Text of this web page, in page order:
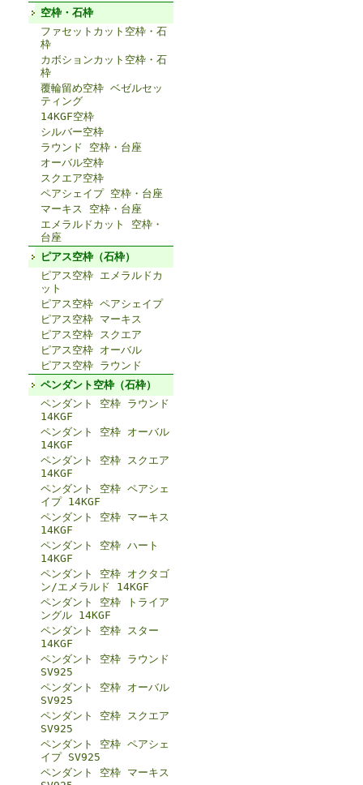
空枠・石枠
ファセットカット空枠・石
枠
カボションカット空枠・石
枠
覆輪留め空枠 ベゼルセッ
ティング
14KGF空枠
シルバー空枠
ラウンド 空枠・台座
オーバル空枠
スクエア空枠
ペアシェイプ 空枠・台座
マーキス 空枠・台座
エメラルドカット 空枠・
台座
ピアス空枠（石枠）
ピアス空枠 エメラルドカ
ット
ピアス空枠 ペアシェイプ
ピアス空枠 マーキス
ピアス空枠 スクエア
ピアス空枠 オーバル
ピアス空枠 ラウンド
ペンダント空枠（石枠）
ペンダント 空枠 ラウンド
14KGF
ペンダント 空枠 オーバル
14KGF
ペンダント 空枠 スクエア
14KGF
ペンダント 空枠 ペアシェ
イプ 14KGF
ペンダント 空枠 マーキス
14KGF
ペンダント 空枠 ハート
14KGF
ペンダント 空枠 オクタゴ
ン/エメラルド 14KGF
ペンダント 空枠 トライア
ングル 14KGF
ペンダント 空枠 スター
14KGF
ペンダント 空枠 ラウンド
SV925
ペンダント 空枠 オーバル
SV925
ペンダント 空枠 スクエア
SV925
ペンダント 空枠 ペアシェ
イプ SV925
ペンダント 空枠 マーキス